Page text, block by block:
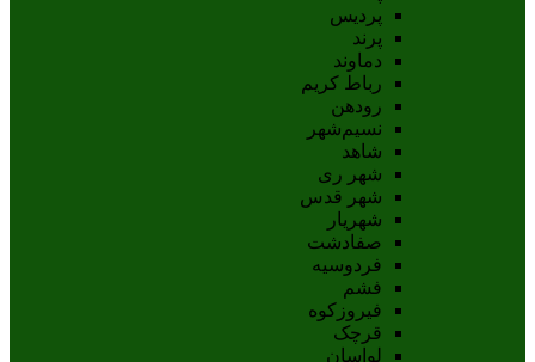
پردیس
پرند
دماوند
رباط کریم
رودهن
نسيم‌شهر
شاهد
شهر ری
شهر قدس
شهریار
صفادشت
فردوسیه
فشم
فیروزکوه
قرچک
لواسان